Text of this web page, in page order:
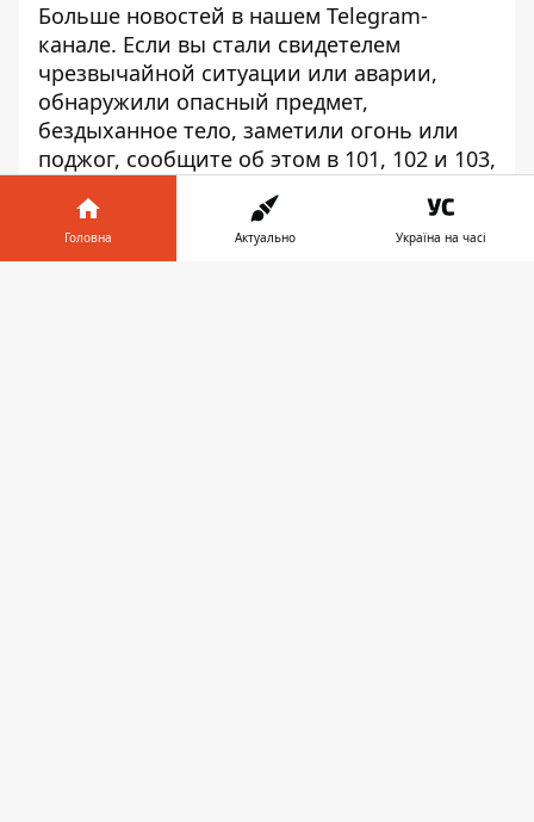
Больше новостей в нашем Telegram-
канале. Если вы стали свидетелем
чрезвычайной ситуации или аварии,
обнаружили опасный предмет,
бездыханное тело, заметили огонь или
поджог, сообщите об этом в 101, 102 и 103,
а также напишите в нашем Telegram-чате.
Присоединиться к нему можно
ЗДЕСЬ.
Головна Актуально Україна на часі